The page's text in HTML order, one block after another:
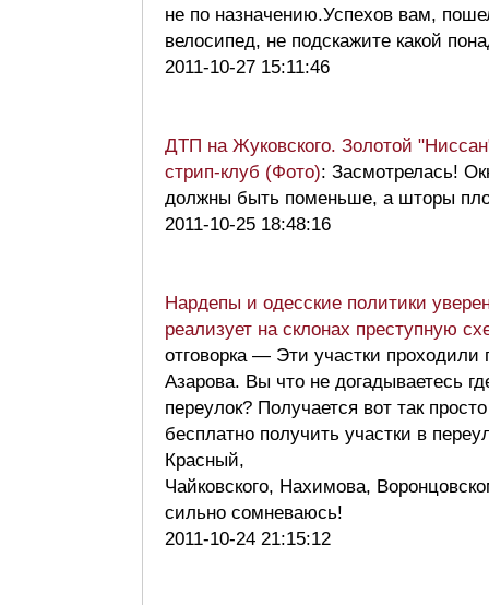
не по назначению.Успехов вам,
велосипед, не подскажите какой
2011-10-27 15:11:46
ДТП на Жуковского. Золотой
стрип-клуб (Фото): Засмотрелась!
должны быть поменьше, а шторы
2011-10-25 18:48:16
Нардепы и одесские политики
реализует на склонах преступную
отговорка — Эти участки проходили
Азарова. Вы что не догадываетесь
переулок? Получается вот так
бесплатно получить участки в
Красный,
Чайковского, Нахимова,
сильно сомневаюсь!
2011-10-24 21:15:12